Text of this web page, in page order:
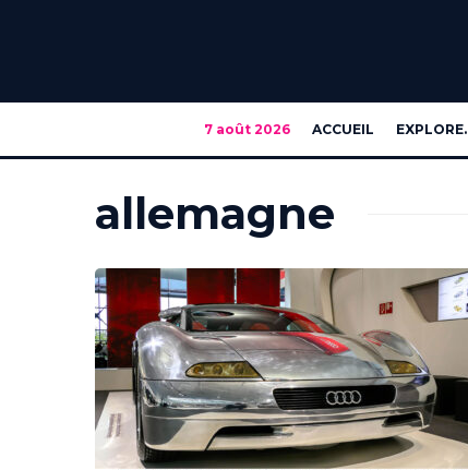
7 août 2026 ACCUEIL EXPLORE.
allemagne